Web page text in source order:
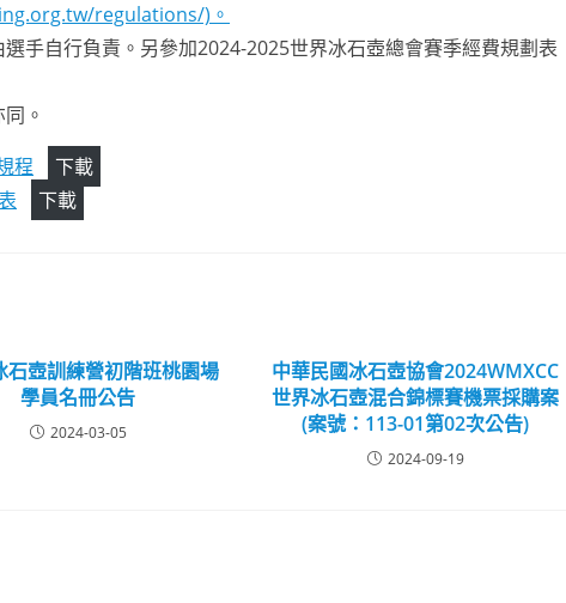
regulations/)。
手自行負責。另參加2024-2025世界冰石壺總會賽季經費規劃表
。
程
下載
下載
石壺訓練營初階班桃園場
學員名冊公告
2024-03-05
中華民國冰石壺協會2024WMXCC
世界冰石壺混合錦標賽機票採購案
(案號：113-01第02次公告)
2024-09-19